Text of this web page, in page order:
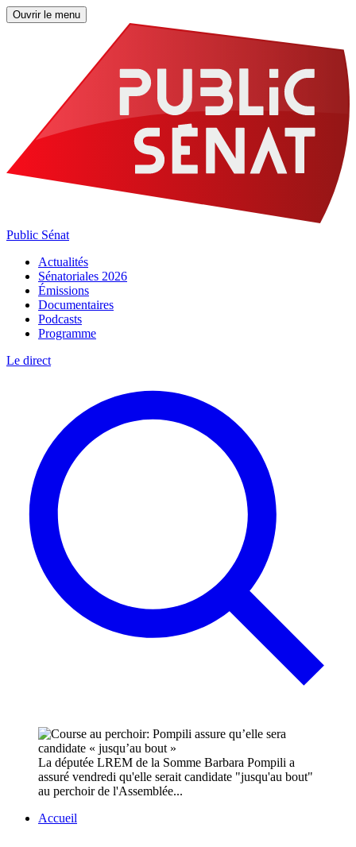
Ouvrir le menu
Public Sénat
Actualités
Sénatoriales 2026
Émissions
Documentaires
Podcasts
Programme
Le direct
La députée LREM de la Somme Barbara Pompili a
assuré vendredi qu'elle serait candidate "jusqu'au bout"
au perchoir de l'Assemblée...
Accueil